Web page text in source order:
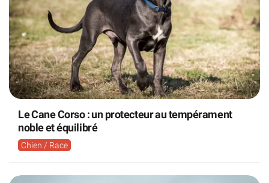
Le Cane Corso : un protecteur au tempérament
noble et équilibré
Chien / Race